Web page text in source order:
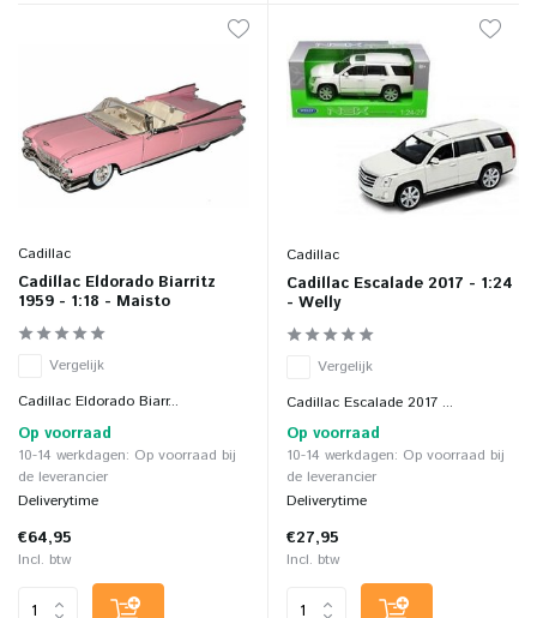
Cadillac
Cadillac Eldorado Biarritz
1959 - 1:18 - Maisto
Vergelijk
Cadillac Eldorado Biarr...
Op voorraad
10-14 werkdagen: Op voorraad bij
de leverancier
Deliverytime
€64,95
Incl. btw
Cadillac
Cadillac Escalade 2017 - 1:24
- Welly
Vergelijk
Cadillac Escalade 2017 ...
Op voorraad
10-14 werkdagen: Op voorraad bij
de leverancier
Deliverytime
€27,95
Incl. btw